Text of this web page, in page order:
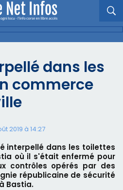
dans les
commerce
2019 à 14:27
interpellé dans les toilettes
où il s'était enfermé pour
contrôles opérés par des
républicaine de sécurité
Bastia.